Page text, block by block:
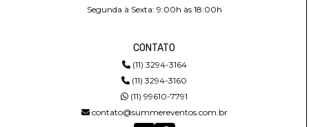
Segunda à Sexta: 9:00h às 18:00h
CONTATO
(11) 3294-3164
(11) 3294-3160
(11) 99610-7791
contato@summereventos.com.br